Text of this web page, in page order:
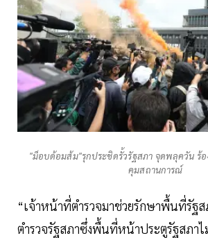
"ม็อบด้อมส้ม"รุกประชิดรั้วรัฐสภา จุดพลุควัน ร้อ
คุมสถานการณ์
“เจ้าหน้าที่ตำรวจมาช่วยรักษาพื้นที่รัฐส
ตำรวจรัฐสภาซึ่งพื้นที่หน้าประตูรัฐสภา